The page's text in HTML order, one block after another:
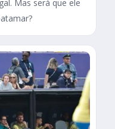
Mas será que ele